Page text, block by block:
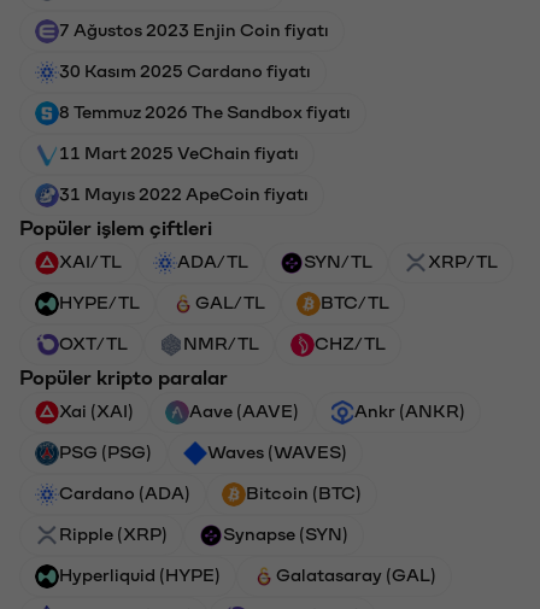
7 Ağustos 2023 Enjin Coin fiyatı
30 Kasım 2025 Cardano fiyatı
8 Temmuz 2026 The Sandbox fiyatı
11 Mart 2025 VeChain fiyatı
31 Mayıs 2022 ApeCoin fiyatı
Popüler işlem çiftleri
XAI/TL ADA/TL SYN/TL XRP/TL
HYPE/TL GAL/TL BTC/TL
OXT/TL NMR/TL CHZ/TL
Popüler kripto paralar
Xai (XAI) Aave (AAVE) Ankr (ANKR)
PSG (PSG) Waves (WAVES)
Cardano (ADA) Bitcoin (BTC)
Ripple (XRP) Synapse (SYN)
Hyperliquid (HYPE) Galatasaray (GAL)